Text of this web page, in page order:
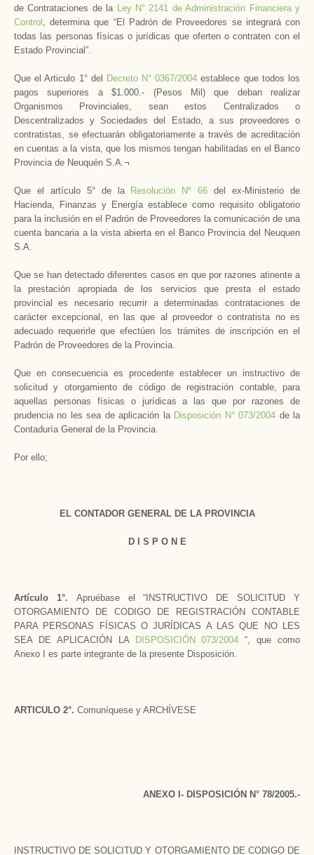
de Contrataciones de la Ley N° 2141 de Administración Financiera y
Control , determina que “El Padrón de Proveedores se integrará con
todas las personas físicas o jurídicas que oferten o contraten con el
Estado Provincial”.
Que el Articulo 1° del Decreto N° 0367/2004 establece que todos los
pagos superiores a $1.000.- (Pesos Mil) que deban realizar
Organismos Provinciales, sean estos Centralizados o
Descentralizados y Sociedades del Estado, a sus proveedores o
contratistas, se efectuarán obligatoriamente a través de acreditación
en cuentas a la vista, que los mismos tengan habilitadas en el Banco
Provincia de Neuquén S.A.¬
Que el artículo 5° de la Resolución Nº 66 del ex-Ministerio de
Hacienda, Finanzas y Energía establece como requisito obligatorio
para la inclusión en el Padrón de Proveedores la comunicación de una
cuenta bancaria a la vista abierta en el Banco Provincia del Neuquen
S.A.
Que se han detectado diferentes casos en que por razones atinente a
la prestación apropiada de los servicios que presta el estado
provincial es necesario recurrir a determinadas contrataciones de
carácter excepcional, en las que al proveedor o contratista no es
adecuado requerirle que efectúen los trámites de inscripción en el
Padrón de Proveedores de la Provincia.
Que en consecuencia es procedente establecer un instructivo de
solicitud y otorgamiento de código de registración contable, para
aquellas personas físicas o jurídicas a las que por razones de
prudencia no les sea de aplicación la Disposición N° 073/2004 de la
Contaduría General de la Provincia.
Por ello;
EL CONTADOR GENERAL DE LA PROVINCIA
D I S P O N E
Artículo 1°. Apruébase el “INSTRUCTIVO DE SOLICITUD Y
OTORGAMIENTO DE CODIGO DE REGISTRACIÓN CONTABLE
PARA PERSONAS FÍSICAS O JURÍDICAS A LAS QUE NO LES
SEA DE APLICACIÓN LA
DISPOSICIÓN 073/2004 “, que como
Anexo I es parte integrante de la presente Disposición.
ARTICULO 2°. Comuníquese y ARCHÍVESE
ANEXO I- DISPOSICIÓN N° 78/2005.-
INSTRUCTIVO DE SOLICITUD Y OTORGAMIENTO DE CODIGO DE